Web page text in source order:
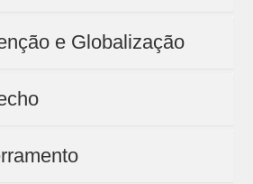
e Globalização